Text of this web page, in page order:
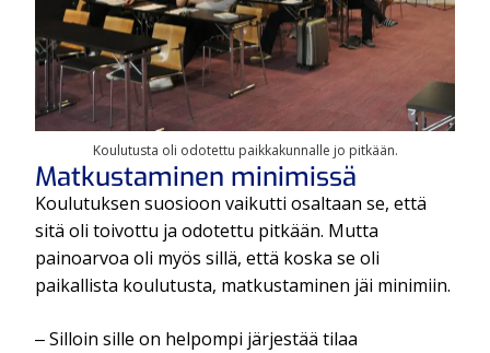
Koulutusta oli odotettu paikkakunnalle jo pitkään.
Matkustaminen minimissä
Koulutuksen suosioon vaikutti osaltaan se, että
sitä oli toivottu ja odotettu pitkään. Mutta
painoarvoa oli myös sillä, että koska se oli
paikallista koulutusta, matkustaminen jäi minimiin.
‒ Silloin sille on helpompi järjestää tilaa